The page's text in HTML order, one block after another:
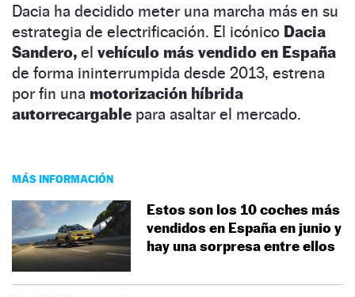
Dacia ha decidido meter una marcha más en su
estrategia de electrificación. El icónico Dacia
Sandero, el vehículo más vendido en España
de forma ininterrumpida desde 2013, estrena
por fin una motorización híbrida
autorrecargable para asaltar el mercado.
MÁS INFORMACIÓN
Estos son los 10 coches más
vendidos en España en junio y
hay una sorpresa entre ellos